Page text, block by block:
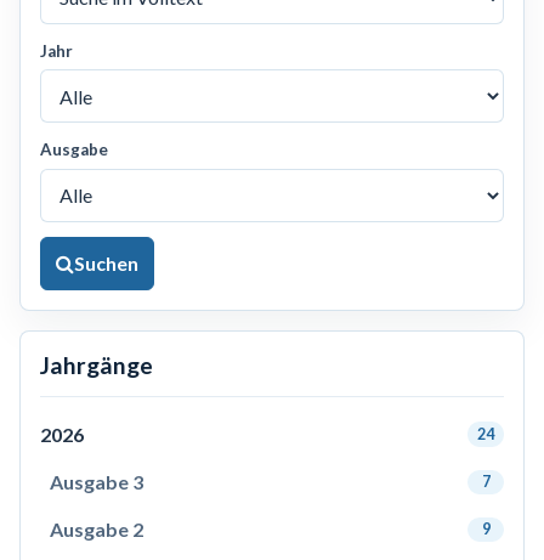
Jahr
Ausgabe
Suchen
Jahrgänge
2026 24
Ausgabe 3 7
Ausgabe 2 9